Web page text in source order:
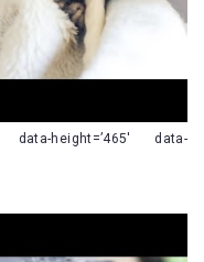
height=’465′ data-